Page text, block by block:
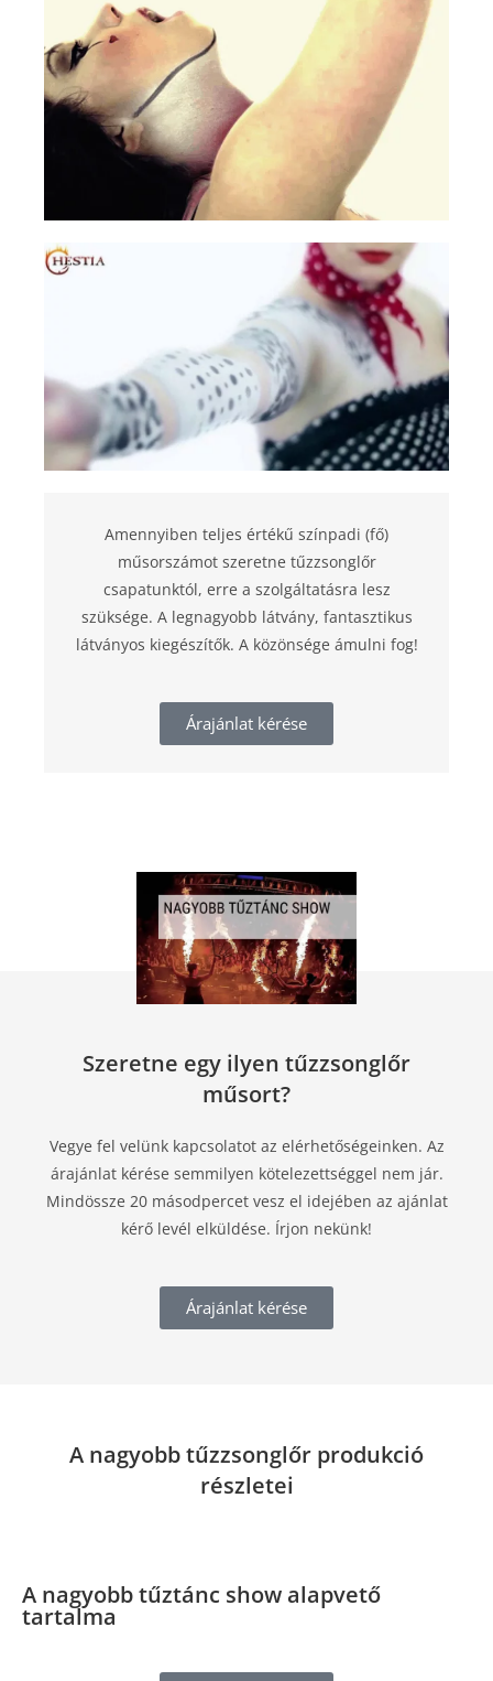
Amennyiben teljes értékű színpadi (fő)
műsorszámot szeretne tűzzsonglőr
csapatunktól, erre a szolgáltatásra lesz
szüksége. A legnagyobb látvány, fantasztikus
látványos kiegészítők. A közönsége ámulni fog!
Árajánlat kérése
Szeretne egy ilyen tűzzsonglőr
műsort?
Vegye fel velünk kapcsolatot az elérhetőségeinken. Az
árajánlat kérése semmilyen kötelezettséggel nem jár.
Mindössze 20 másodpercet vesz el idejében az ajánlat
kérő levél elküldése. Írjon nekünk!
Árajánlat kérése
A nagyobb tűzzsonglőr produkció
részletei
A nagyobb tűztánc show alapvető
tartalma